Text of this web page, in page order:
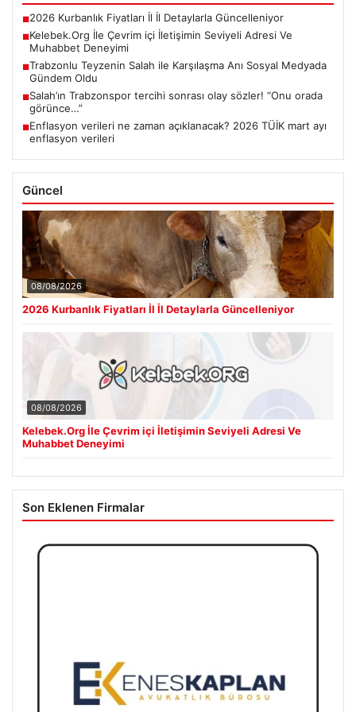
■2026 Kurbanlık Fiyatları İl İl Detaylarla Güncelleniyor
■Kelebek.Org İle Çevrim içi İletişimin Seviyeli Adresi Ve
Muhabbet Deneyimi
■Trabzonlu Teyzenin Salah ile Karşılaşma Anı Sosyal Medyada
Gündem Oldu
■Salah’ın Trabzonspor tercihi sonrası olay sözler! “Onu orada
görünce…”
■Enflasyon verileri ne zaman açıklanacak? 2026 TÜİK mart ayı
enflasyon verileri
Güncel
08/08/2026
2026 Kurbanlık Fiyatları İl İl Detaylarla Güncelleniyor
08/08/2026
Kelebek.Org İle Çevrim içi İletişimin Seviyeli Adresi Ve
Muhabbet Deneyimi
Son Eklenen Firmalar